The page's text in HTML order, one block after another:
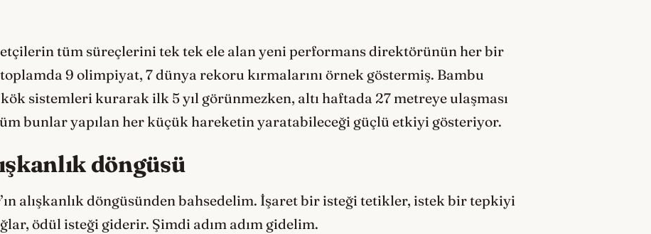
tüm süreçlerini tek tek ele alan yeni performans direktörünün her bir
9 olimpiyat, 7 dünya rekoru kırmalarını örnek göstermiş. Bambu
sistemleri kurarak ilk 5 yıl görünmezken, altı haftada 27 metreye ulaşması
bunlar yapılan her küçük hareketin yaratabileceği güçlü etkiyi gösteriyor.
döngüsü
alışkanlık döngüsünden bahsedelim. İşaret bir isteği tetikler, istek bir tepkiyi
ödül isteği giderir. Şimdi adım adım gidelim.